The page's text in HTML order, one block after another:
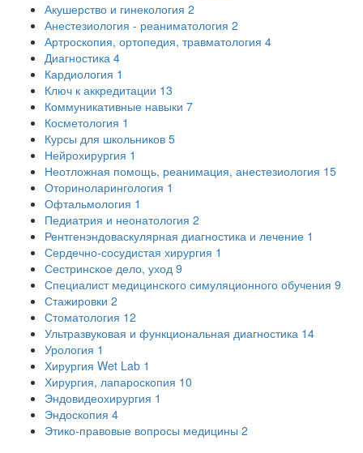
Акушерство и гинекология 2
Анестезиология - реаниматология 2
Артроскопия, ортопедия, травматология 4
Диагностика 4
Кардиология 1
Ключ к аккредитации 13
Коммуникативные навыки 7
Косметология 1
Курсы для школьников 5
Нейрохирургия 1
Неотложная помощь, реанимация, анестезиология 15
Оториноларингология 1
Офтальмология 1
Педиатрия и неонатология 2
Рентгенэндоваскулярная диагностика и лечение 1
Сердечно-сосудистая хирургия 1
Сестринское дело, уход 9
Специалист медицинского симуляционного обучения 9
Стажировки 2
Стоматология 12
Ультразвуковая и функциональная диагностика 14
Урология 1
Хирургия Wet Lab 1
Хирургия, лапароскопия 10
Эндовидеохирургия 1
Эндоскопия 4
Этико-правовые вопросы медицины 2